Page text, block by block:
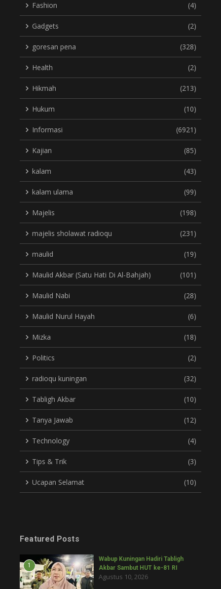
Fashion (4)
Gadgets (2)
goresan pena (328)
Health (2)
Hikmah (213)
Hukum (10)
Informasi (6921)
Kajian (85)
kalam (43)
kalam ulama (99)
Majelis (198)
majelis sholawat radioqu (231)
maulid (19)
Maulid Akbar (Satu Hati Di Al-Bahjah) (101)
Maulid Nabi (28)
Maulid Nurul Hayah (6)
Mizka (18)
Politics (2)
radioqu kuningan (32)
Tabligh Akbar (10)
Tanya Jawab (12)
Technology (4)
Tips & Trik (3)
Ucapan Selamat (10)
Featured Posts
1
Wabup Kuningan Hadiri Tabligh
Akbar Sambut HUT ke-81 RI
Agustus 10, 2026